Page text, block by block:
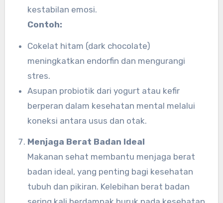
kestabilan emosi.
Contoh:
Cokelat hitam (dark chocolate)
meningkatkan endorfin dan mengurangi
stres.
Asupan probiotik dari yogurt atau kefir
berperan dalam kesehatan mental melalui
koneksi antara usus dan otak.
Menjaga Berat Badan Ideal
Makanan sehat membantu menjaga berat
badan ideal, yang penting bagi kesehatan
tubuh dan pikiran. Kelebihan berat badan